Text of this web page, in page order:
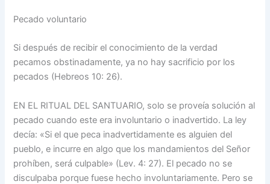
Pecado voluntario
Si después de recibir el conocimiento de la verdad
pecamos obstinadamente, ya no hay sacrificio por los
pecados (Hebreos 10: 26).
EN EL RITUAL DEL SANTUARIO, solo se proveía solución al
pecado cuando este era involuntario o inadvertido. La ley
decía: «Si el que peca inadvertidamente es alguien del
pueblo, e incurre en algo que los mandamientos del Señor
prohíben, será culpable» (Lev. 4: 27). El pecado no se
disculpaba porque fuese hecho involuntariamente. Pero se